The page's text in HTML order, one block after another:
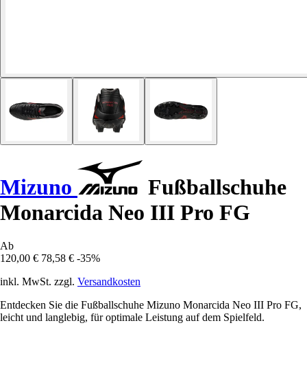
Mizuno
Fußballschuhe
Monarcida Neo III Pro FG
Ab
120,00 € 78,58 € -35%
inkl. MwSt. zzgl. Versandkosten
Entdecken Sie die Fußballschuhe Mizuno Monarcida Neo III Pro FG,
leicht und langlebig, für optimale Leistung auf dem Spielfeld.